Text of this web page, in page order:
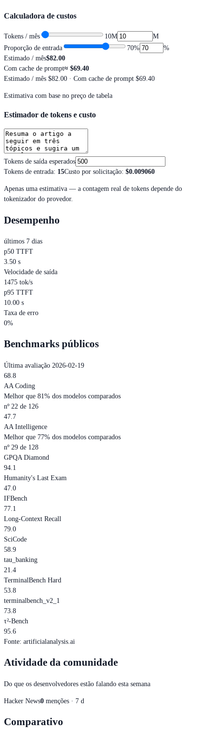
Calculadora de custos
Tokens / mês 10M
M
Proporção de entrada
70%
%
Estimado / mês$82.00
Com cache de prompt≈ $69.40
Estimado / mês $82.00 · Com cache de prompt $69.40
Estimativa com base no preço de tabela
Estimador de tokens e custo
Tokens de saída esperados
Tokens de entrada: 15Custo por solicitação: $0.009060
Apenas uma estimativa — a contagem real de tokens depende do
tokenizador do provedor.
Desempenho
últimos 7 dias
p50 TTFT
3.50 s
Velocidade de saída
1475 tok/s
p95 TTFT
10.00 s
Taxa de erro
0%
Benchmarks públicos
Última avaliação 2026-02-19
68.8
AA Coding
Melhor que 81% dos modelos comparados
nº 22 de 126
47.7
AA Intelligence
Melhor que 77% dos modelos comparados
nº 29 de 128
GPQA Diamond
94.1
Humanity's Last Exam
47.0
IFBench
77.1
Long-Context Recall
79.0
SciCode
58.9
tau_banking
21.4
TerminalBench Hard
53.8
terminalbench_v2_1
73.8
τ²-Bench
95.6
Fonte: artificialanalysis.ai
Atividade da comunidade
Do que os desenvolvedores estão falando esta semana
Hacker News0 menções · 7 d
Comparativo